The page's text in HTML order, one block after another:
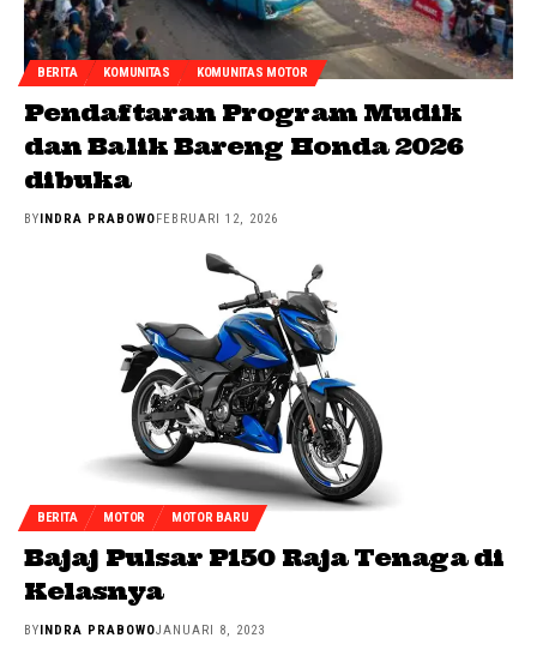
BERITA KOMUNITAS KOMUNITAS MOTOR
Pendaftaran Program Mudik
dan Balik Bareng Honda 2026
dibuka
BYINDRA PRABOWOFEBRUARI 12, 2026
BERITA MOTOR MOTOR BARU
Bajaj Pulsar P150 Raja Tenaga di
Kelasnya
BYINDRA PRABOWOJANUARI 8, 2023